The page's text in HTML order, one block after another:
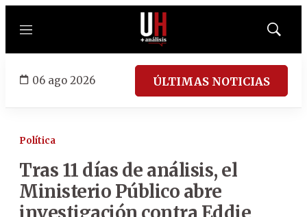
Menú
Mostrar
06 ago 2026 ÚLTIMAS NOTICIAS
Política
Tras 11 días de análisis, el
Ministerio Público abre